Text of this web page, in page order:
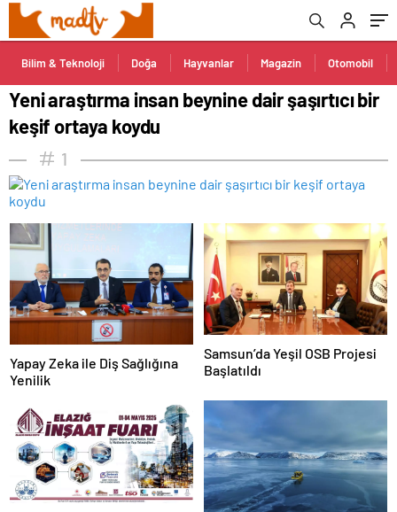
Bilim & Teknoloji Doğa Hayvanlar Magazin Otomobil
Yeni araştırma insan beynine dair şaşırtıcı bir
keşif ortaya koydu
1
Yapay Zeka ile Diş Sağlığına
Yenilik
Samsun’da Yeşil OSB Projesi
Başlatıldı